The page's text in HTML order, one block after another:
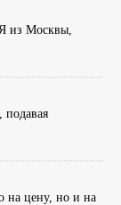
из Москвы,
подавая
на цену, но и на